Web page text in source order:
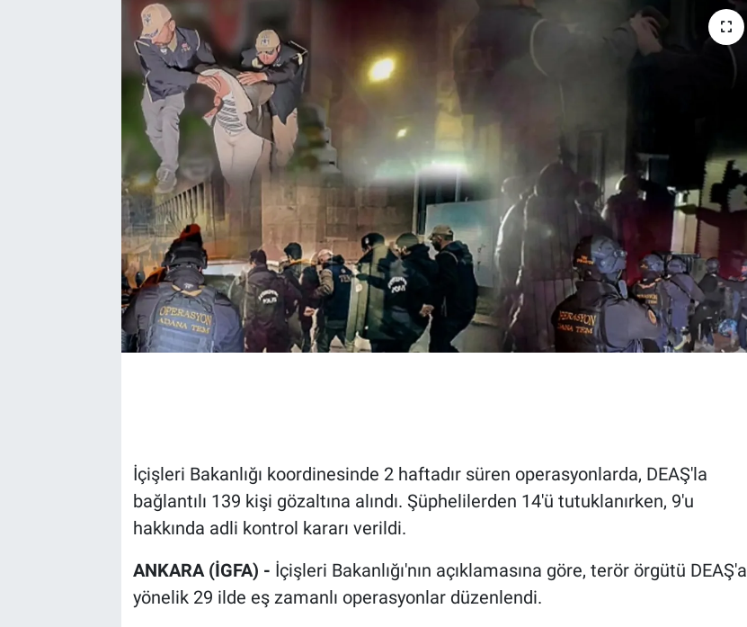
İçişleri Bakanlığı koordinesinde 2 haftadır süren operasyonlarda, DEAŞ'la
bağlantılı 139 kişi gözaltına alındı. Şüphelilerden 14'ü tutuklanırken, 9'u
hakkında adli kontrol kararı verildi.
ANKARA (İGFA) - İçişleri Bakanlığı'nın açıklamasına göre, terör örgütü DEAŞ'a
yönelik 29 ilde eş zamanlı operasyonlar düzenlendi.